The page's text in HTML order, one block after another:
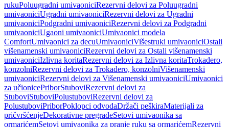
rukuPoluugradni umivaoniciRezervni delovi za Poluugradni
umivaoniciUgradni umivaoniciRezervni delovi za Ugradni
umivaoniciPodgradni umivaoniciRezervni delovi za Podgradni
umivaoniciUgaoni umivaoniciUmivaonici modela
ComfortUmivaonici za decuUmivaoniciVišestruki umivaoniciOstali
višenamenski umivaoniciRezervni delovi za Ostali višenamenski
umivaoniciIzlivna koritaRezervni delovi za Izlivna koritaTrokadero,
konzolniRezervni delovi za Trokadero, konzolniVišenamenski
umivaoniciRezervni delovi za Višenamenski umivaoniciUmivaonici
za učionicePriborStuboviRezervni delovi za
StuboviStuboviPolustuboviRezervni delovi za
PolustuboviPriborPoklopci odvodaDržači peškiraMaterijali za
pričvršćenjeDekorativne pregradeSetovi umivaonika sa
ormarićemSetovi umivaonika za pranje ruku sa ormarićemRezervni